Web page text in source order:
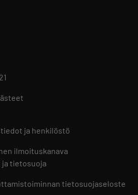
ja henkilöstö
ilmoituskanava
ja tietosuoja
tietosuojaseloste